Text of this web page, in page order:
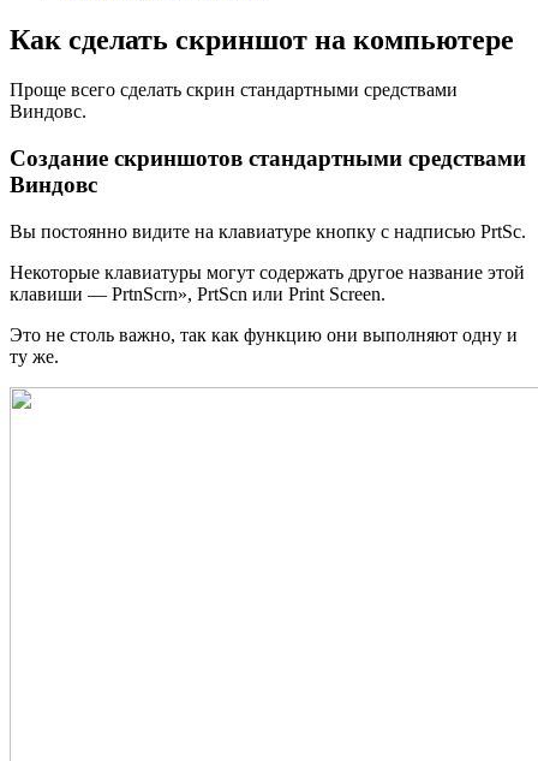
Как сделать скриншот на компьютере
Проще всего сделать скрин стандартными средствами
Виндовс.
Создание скриншотов стандартными средствами
Виндовс
Вы постоянно видите на клавиатуре кнопку с надписью PrtSc.
Некоторые клавиатуры могут содержать другое название этой
клавиши — PrtnScrn», PrtScn или Print Screen.
Это не столь важно, так как функцию они выполняют одну и
ту же.